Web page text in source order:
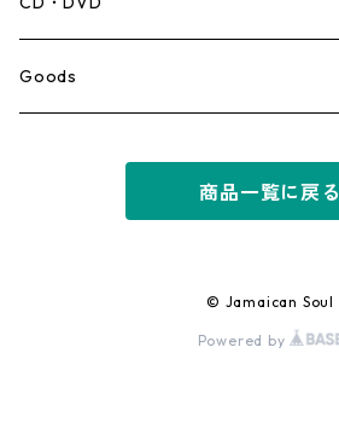
Ska
Goods
商品一覧に戻る
© Jamaican Soul
Powered by